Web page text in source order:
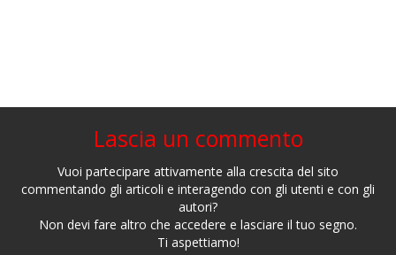
Lascia un commento
Vuoi partecipare attivamente alla crescita del sito
commentando gli articoli e interagendo con gli utenti e con gli
autori?
Non devi fare altro che accedere e lasciare il tuo segno.
Ti aspettiamo!